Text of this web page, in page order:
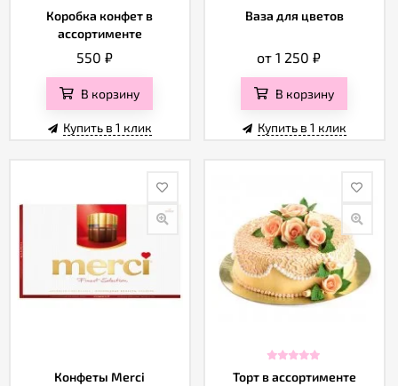
Коробка конфет в
ассортименте
550 ₽
В корзину
Купить в 1 клик
Ваза для цветов
от 1 250₽
В корзину
Купить в 1 клик
Конфеты Merci Торт в ассортименте